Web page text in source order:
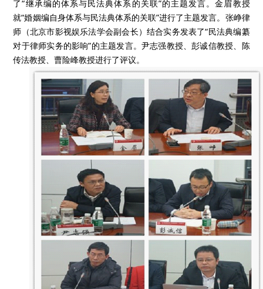
了“继承编的体系与民法典体系的关联”的主题发言。金眉教授
就“婚姻编自身体系与民法典体系的关联”进行了主题发言。张峥律
师（北京市影视娱乐法学会副会长）结合实务发表了“民法典编纂
对于律师实务的影响”的主题发言。尹志强教授、彭诚信教授、陈
传法教授、曹险峰教授进行了评议。